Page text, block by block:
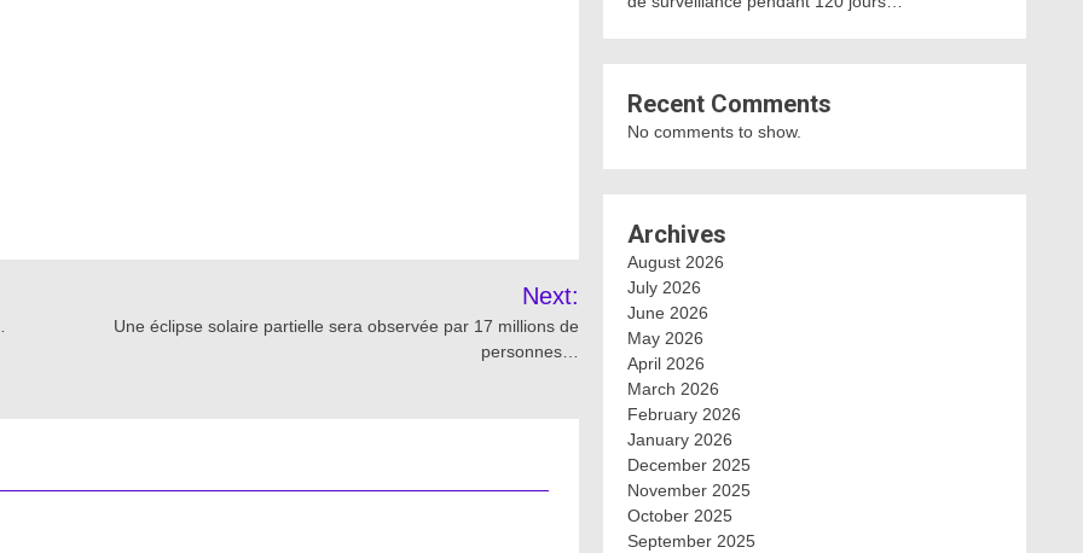
Next:
Une éclipse solaire partielle sera observée par 17 millions de
personnes…
Recent Comments
No comments to show.
Archives
August 2026
July 2026
June 2026
May 2026
April 2026
March 2026
February 2026
January 2026
December 2025
November 2025
October 2025
September 2025